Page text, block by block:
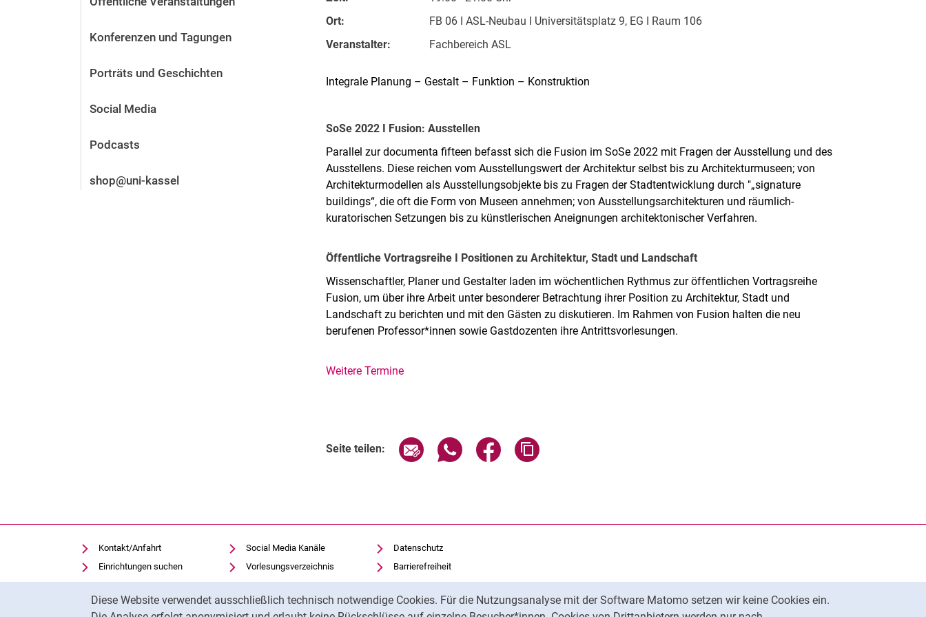
Diese Website verwendet ausschließlich technisch notwendige Cookies. Für die Nutzungsanalyse mit der Software Matomo setzen wir keine Cookies ein.
Stellenangebote
Alum­ni und Freunde
Kontakt und Standorte
Konferenzen und Tagungen
Porträts und Geschichten
Social Media
Podcasts
shop@uni-kassel
Ort:
FB 06 I ASL-Neubau I Universitätsplatz 9, EG I Raum 106
Veranstalter:
Fachbereich ASL
Integrale Planung – Gestalt – Funktion – Konstruktion
So­Se 2022 I Fu­si­on: Aus­stel­len
Parallel zur documenta fifteen befasst sich die Fusion im SoSe 2022 mit Fragen der Ausstellung und des
Ausstellens. Diese reichen vom Ausstellungswert der Architektur selbst bis zu Architekturmuseen; von
Architekturmodellen als Ausstellungsobjekte bis zu Fragen der Stadtentwicklung durch "„signature
buildings“, die oft die Form von Museen annehmen; von Ausstellungsarchitekturen und räumlich-
kuratorischen Setzungen bis zu künstlerischen Aneignungen architektonischer Verfahren.
Öf­fent­li­che Vor­trags­rei­he I Po­si­tio­nen zu Ar­chi­tek­tur, Stadt und Land­schaft
Wissenschaftler, Planer und Gestalter laden im wöchentlichen Rythmus zur öffentlichen Vortragsreihe
Fusion, um über ihre Arbeit unter besonderer Betrachtung ihrer Position zu Architektur, Stadt und
Landschaft zu berichten und mit den Gästen zu diskutieren. Im Rahmen von Fusion halten die neu
berufenen Professor*innen sowie Gastdozenten ihre Antrittsvorlesungen.
Weitere Termine
Seite teilen: Seite über E-Mail teilen
Seite über WhatsApp teilen (externer Link, öffnet neues Fenster)
Seite über Facebook teilen (externer Link, öffnet neues Fenster)
Kontakt/Anfahrt
Einrichtungen suchen
Stellenangebote
Notfall
Social Media Kanäle
Vorlesungsverzeichnis
Moodle
Panopto
Datenschutz
Barrierefreiheit
Transparenter KI-Einsatz
Impressum